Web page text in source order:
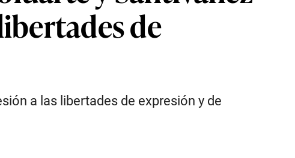
de
a las libertades de expresión y de